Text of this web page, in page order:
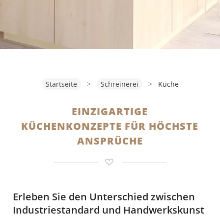
Startseite > Schreinerei > Küche
EINZIGARTIGE
KÜCHENKONZEPTE FÜR HÖCHSTE
ANSPRÜCHE
Erleben Sie den Unterschied zwischen
Industriestandard und Handwerkskunst